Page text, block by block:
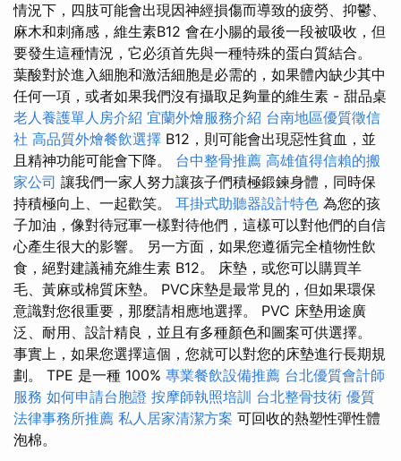
情況下，四肢可能會出現因神經損傷而導致的疲勞、抑鬱、
麻木和刺痛感，維生素B12 會在小腸的最後一段被吸收，但
要發生這種情況，它必須首先與一種特殊的蛋白質結合。
葉酸對於進入細胞和激活細胞是必需的，如果體內缺少其中
任何一項，或者如果我們沒有攝取足夠量的維生素 - 甜品桌
老人養護單人房介紹 宜蘭外燴服務介紹 台南地區優質徵信
社 高品質外燴餐飲選擇 B12，則可能會出現惡性貧血，並
且精神功能可能會下降。 台中整骨推薦 高雄值得信賴的搬
家公司 讓我們一家人努力讓孩子們積極鍛鍊身體，同時保
持積極向上、一起歡笑。 耳掛式助聽器設計特色 為您的孩
子加油，像對待冠軍一樣對待他們，這樣可以對他們的自信
心產生很大的影響。 另一方面，如果您遵循完全植物性飲
食，絕對建議補充維生素 B12。 床墊，或您可以購買羊
毛、黃麻或棉質床墊。 PVC床墊是最常見的，但如果環保
意識對您很重要，那麼請相應地選擇。 PVC 床墊用途廣
泛、耐用、設計精良，並且有多種顏色和圖案可供選擇。
事實上，如果您選擇這個，您就可以對您的床墊進行長期規
劃。 TPE 是一種 100% 專業餐飲設備推薦 台北優質會計師
服務 如何申請台胞證 按摩師執照培訓 台北整骨技術 優質
法律事務所推薦 私人居家清潔方案 可回收的熱塑性彈性體
泡棉。